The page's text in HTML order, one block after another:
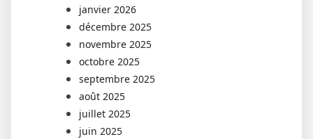
janvier 2026
décembre 2025
novembre 2025
octobre 2025
septembre 2025
août 2025
juillet 2025
juin 2025